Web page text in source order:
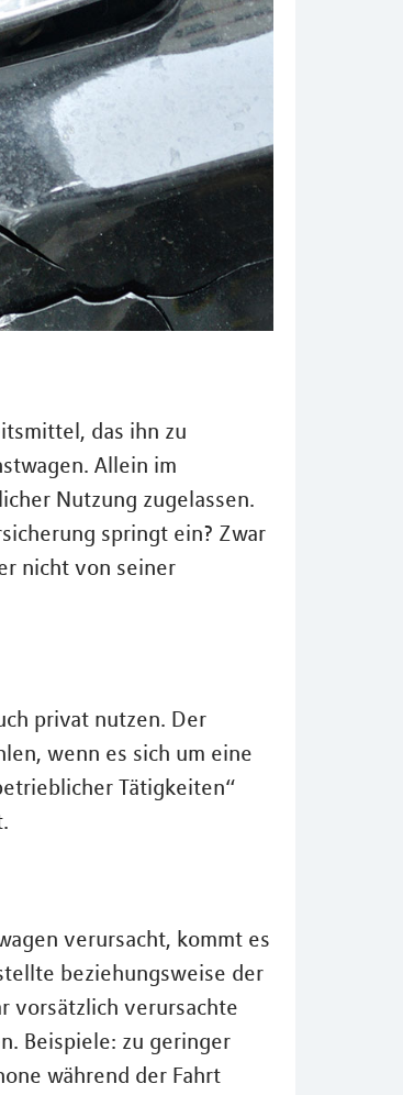
das ihn zu
Allein im
Nutzung zugelassen.
springt ein? Zwar
nicht von seiner
privat nutzen. Der
wenn es sich um eine
Tätigkeiten“
verursacht, kommt es
beziehungsweise der
vorsätzlich verursachte
Beispiele: zu geringer
während der Fahrt